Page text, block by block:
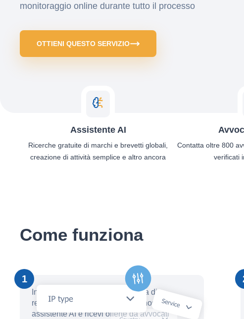
monitoraggio online durante tutto il processo
OTTIENI QUESTO SERVIZIO
Assistente AI
Ricerche gratuite di marchi e brevetti globali,
creazione di attività semplice e altro ancora
Contatta oltre 800
verificati
Come funziona
1
In pochi minuti, crea una richiesta di
registrazione del marchio con il nostro
assistente AI e ricevi offerte da avvocati